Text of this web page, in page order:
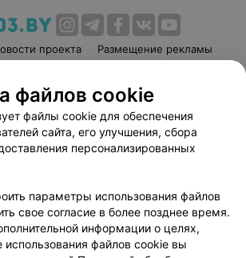
проекта
Размещение рекламы
соглашение
Способы оплаты
Вакансии
Партнеры
руководителю 103.by
персональных данных
файлов cookie
файлы cookie для обеспечения
сайта, его улучшения, сбора
персонализированных
параметры использования файлов
свое согласие в более позднее время.
информации о целях,
использования файлов cookie вы